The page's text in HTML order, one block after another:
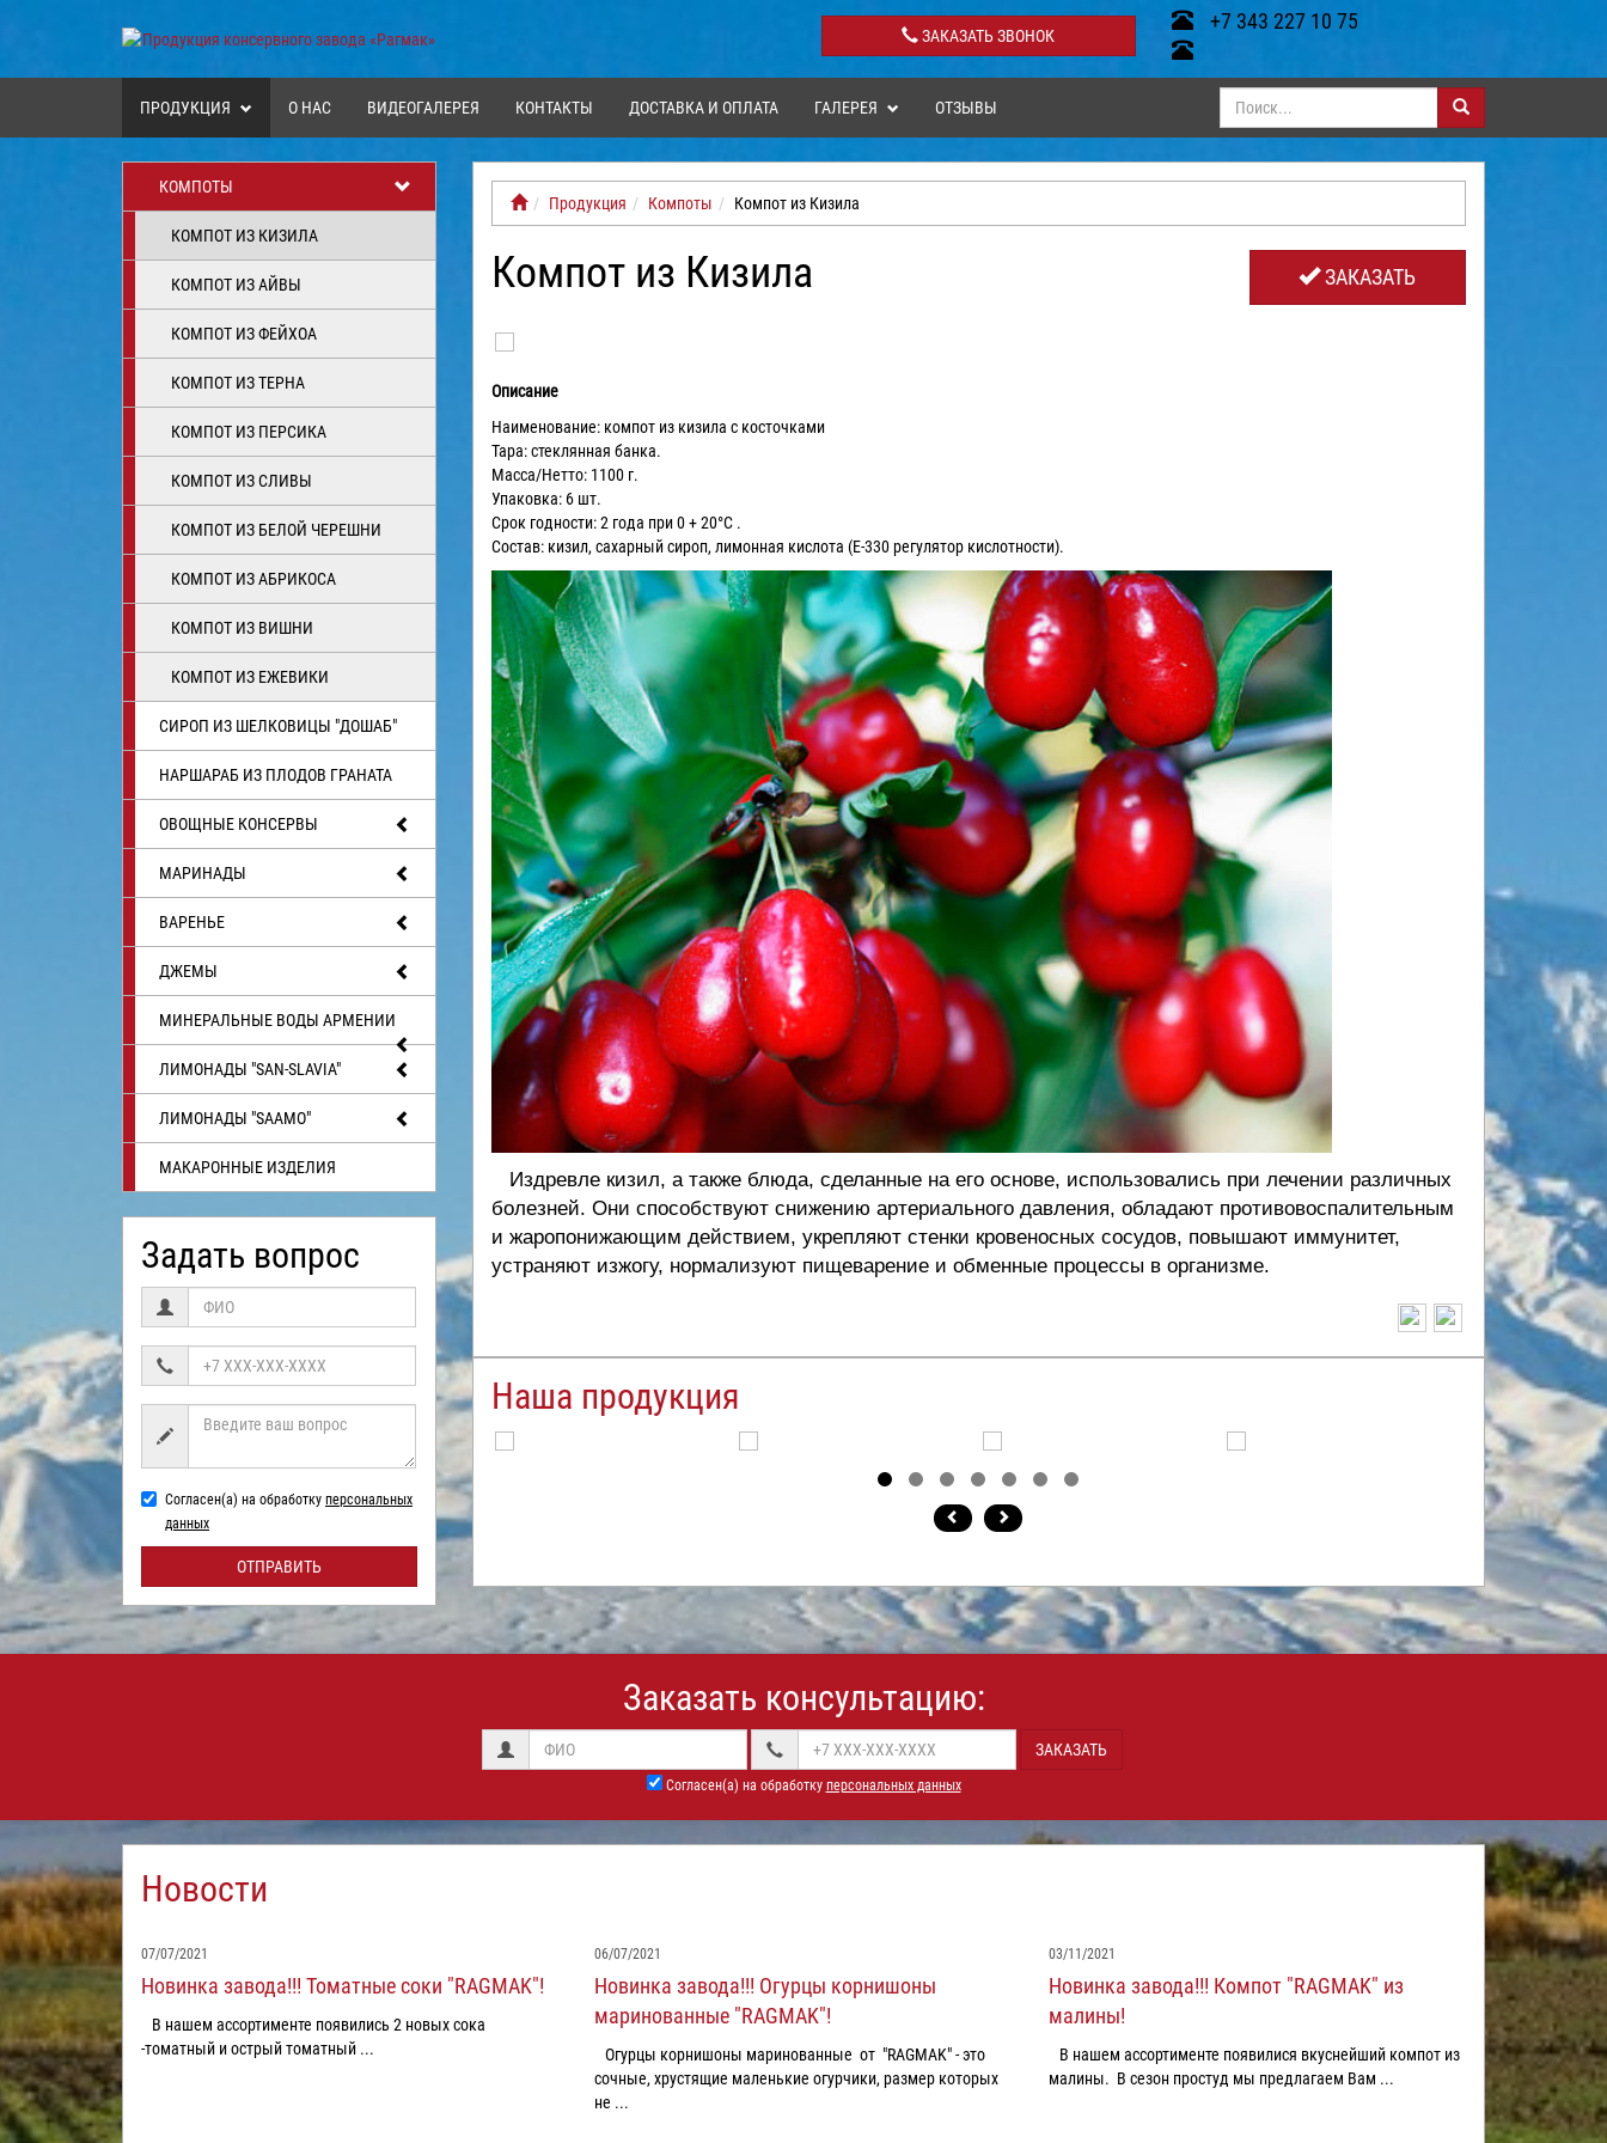
ЗАКАЗАТЬ ЗВОНОК
+7 343 227 10 75
ПРОДУКЦИЯ О НАС ВИДЕОГАЛЕРЕЯ КОНТАКТЫ ДОСТАВКА И ОПЛАТА ГАЛЕРЕЯ ОТЗЫВЫ
КОМПОТЫ
КОМПОТ ИЗ КИЗИЛА
КОМПОТ ИЗ АЙВЫ
КОМПОТ ИЗ ФЕЙХОА
КОМПОТ ИЗ ТЕРНА
КОМПОТ ИЗ ПЕРСИКА
КОМПОТ ИЗ СЛИВЫ
КОМПОТ ИЗ БЕЛОЙ ЧЕРЕШНИ
КОМПОТ ИЗ АБРИКОСА
КОМПОТ ИЗ ВИШНИ
КОМПОТ ИЗ ЕЖЕВИКИ
СИРОП ИЗ ШЕЛКОВИЦЫ "ДОШАБ"
НАРШАРАБ ИЗ ПЛОДОВ ГРАНАТА
ОВОЩНЫЕ КОНСЕРВЫ
МАРИНАДЫ
ВАРЕНЬЕ
ДЖЕМЫ
МИНЕРАЛЬНЫЕ ВОДЫ АРМЕНИИ
ЛИМОНАДЫ "SAN-SLAVIA"
ЛИМОНАДЫ "SAAMO"
МАКАРОННЫЕ ИЗДЕЛИЯ
Задать вопрос
Согласен(а) на обработку персональных
данных
ОТПРАВИТЬ
Продукция Компоты Компот из Кизила
Компот из Кизила ЗАКАЗАТЬ
Описание
Наименование: компот из кизила с косточками
Тара: стеклянная банка.
Масса/Нетто: 1100 г.
Упаковка: 6 шт.
Срок годности: 2 года при 0 + 20°С .
Состав: кизил, сахарный сироп, лимонная кислота (Е-330 регулятор кислотности).
Издревле кизил, а также блюда, сделанные на его основе, использовались при лечении различных
болезней. Они способствуют снижению артериального давления, обладают противовоспалительным
и жаропонижающим действием, укрепляют стенки кровеносных сосудов, повышают иммунитет,
устраняют изжогу, нормализуют пищеварение и обменные процессы в организме.
Наша продукция
Заказать консультацию:
ЗАКАЗАТЬ
Согласен(а) на обработку персональных данных
Новости
07/07/2021
Новинка завода!!! Томатные соки "RAGMAK"!
В нашем ассортименте появились 2 новых сока
-томатный и острый томатный ...
06/07/2021
Новинка завода!!! Огурцы корнишоны
маринованные "RAGMAK"!
Огурцы корнишоны маринованные от "RAGMAK" - это
сочные, хрустящие маленькие огурчики, размер которых
не ...
03/11/2021
Новинка завода!!! Компот "RAGMAK" из
малины!
В нашем ассортименте появилися вкуснейший компот из
малины. В сезон простуд мы предлагаем Вам ...